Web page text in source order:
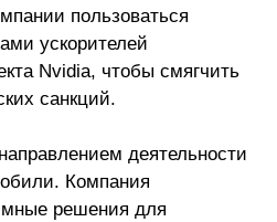
пользоваться
ускорителей
Nvidia, чтобы смягчить
санкций.
деятельности
Компания
решения для